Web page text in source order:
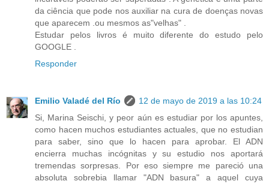
da ciência que pode nos auxiliar na cura de doenças novas
que aparecem .ou mesmos as"velhas" .
Estudar pelos livros é muito diferente do estudo pelo
GOOGLE .
Responder
Emilio Valadé del Río
12 de mayo de 2019 a las 10:24
Si, Marina Seischi, y peor aún es estudiar por los apuntes,
como hacen muchos estudiantes actuales, que no estudian
para saber, sino que lo hacen para aprobar. El ADN
encierra muchas incógnitas y su estudio nos aportará
tremendas sorpresas. Por eso siempre me pareció una
absoluta sobrebia llamar "ADN basura" a aquel cuya